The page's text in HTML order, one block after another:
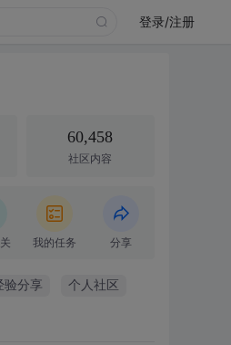
登录/注册
60,458
社区内容
我的任务 分享
验分享 个人社区